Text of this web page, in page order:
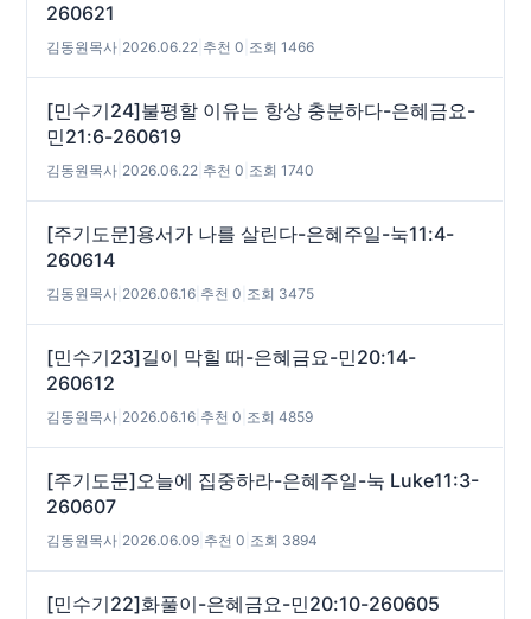
260621
김동원목사 2026.06.22 추천 0 조회 1466
[민수기24]불평할 이유는 항상 충분하다-은혜금요-
민21:6-260619
김동원목사 2026.06.22 추천 0 조회 1740
[주기도문]용서가 나를 살린다-은혜주일-눅11:4-
260614
김동원목사 2026.06.16 추천 0 조회 3475
[민수기23]길이 막힐 때-은혜금요-민20:14-
260612
김동원목사 2026.06.16 추천 0 조회 4859
[주기도문]오늘에 집중하라-은혜주일-눅 Luke11:3-
260607
김동원목사 2026.06.09 추천 0 조회 3894
[민수기22]화풀이-은혜금요-민20:10-260605